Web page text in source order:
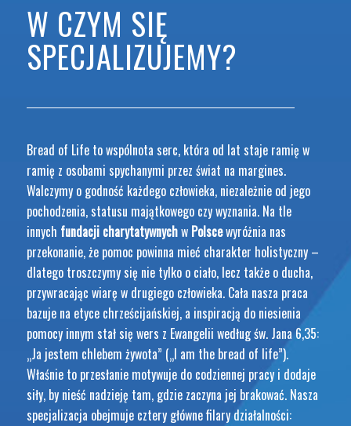
W CZYM SIĘ
SPECJALIZUJEMY?
Bread of Life to wspólnota serc, która od lat staje ramię w
ramię z osobami spychanymi przez świat na margines.
Walczymy o godność każdego człowieka, niezależnie od jego
pochodzenia, statusu majątkowego czy wyznania. Na tle
innych fundacji charytatywnychw Polscewyróżnia nas
przekonanie, że pomoc powinna mieć charakter holistyczny –
dlatego troszczymy się nie tylko o ciało, lecz także o ducha,
przywracając wiarę w drugiego człowieka. Cała nasza praca
bazuje na etyce chrześcijańskiej, a inspiracją do niesienia
pomocy innym stał się wers z Ewangelii według św. Jana 6,35:
„Ja jestem chlebem żywota” („I am the bread of life”).
Właśnie to przesłanie motywuje do codziennej pracy i dodaje
siły, by nieść nadzieję tam, gdzie zaczyna jej brakować. Nasza
specjalizacja obejmuje cztery główne filary działalności: